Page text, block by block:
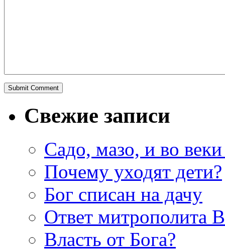
Свежие записи
Садо, мазо, и во веки
Почему уходят дети?
Бог списан на дачу
Ответ митрополита
Власть от Бога?